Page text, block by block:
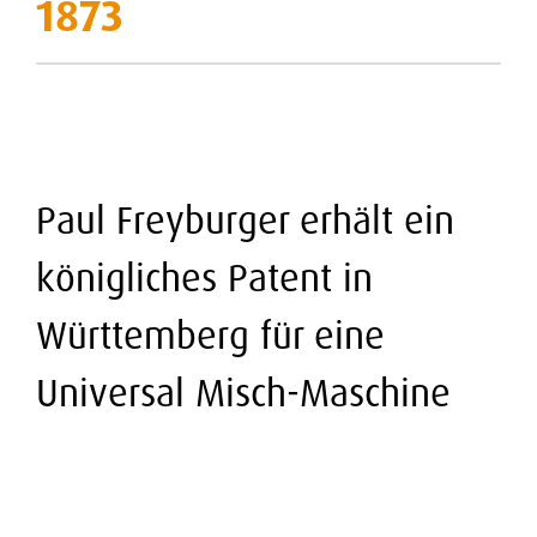
Laugengebäck-Anlage
THERMADOR
MEGADOR
Stellenangebote
Kontakt
1873
Paul Freyburger erhält ein
königliches Patent in
Württemberg für eine
Universal Misch-Maschine